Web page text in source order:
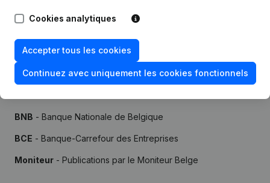
Essai gratuit de 7 jours, aucune carte de crédit requise.
Sources
BNB - Banque Nationale de Belgique
BCE - Banque-Carrefour des Entreprises
Moniteur - Publications par le Moniteur Belge
Cookies analytiques
Accepter tous les cookies
Continuez avec uniquement les cookies fonctionnels